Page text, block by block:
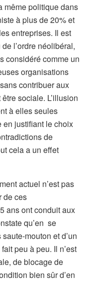
même politique dans
à plus de 20% et
entreprises. Il est
l’ordre néolibéral,
considéré comme un
organisations
contribuer aux
sociale. L’illusion
à elles seules
en justifiant le choix
de
cela a un effet
actuel n’est pas
de ces
ans ont conduit aux
qu’en se
mouton et d’un
peu à peu. Il n’est
de blocage de
bien sûr d’en